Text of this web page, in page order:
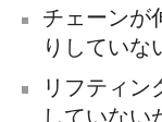
チェーンが
りしていな
リフティン